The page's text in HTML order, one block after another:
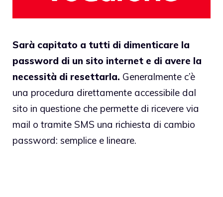
Sarà capitato a tutti di dimenticare la
password di un sito internet e di avere la
necessità di resettarla. Generalmente c’è
una procedura direttamente accessibile dal
sito in questione che permette di ricevere via
mail o tramite SMS una richiesta di cambio
password: semplice e lineare.